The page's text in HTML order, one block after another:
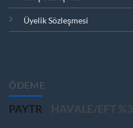
Üyelik Sözleşmesi
ÖDEME
PAYTR HAVALE/EFT %3